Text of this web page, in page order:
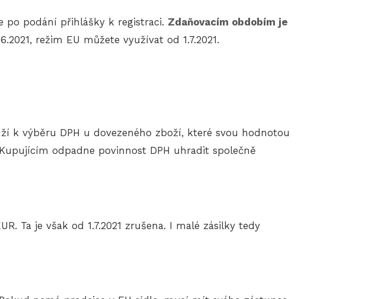
po podání přihlášky k registraci. Zdaňovacím obdobím je
režim EU můžete využívat od 1.7.2021.
k výběru DPH u dovezeného zboží, které svou hodnotou
odpadne povinnost DPH uhradit společně
Ta je však od 1.7.2021 zrušena. I malé zásilky tedy